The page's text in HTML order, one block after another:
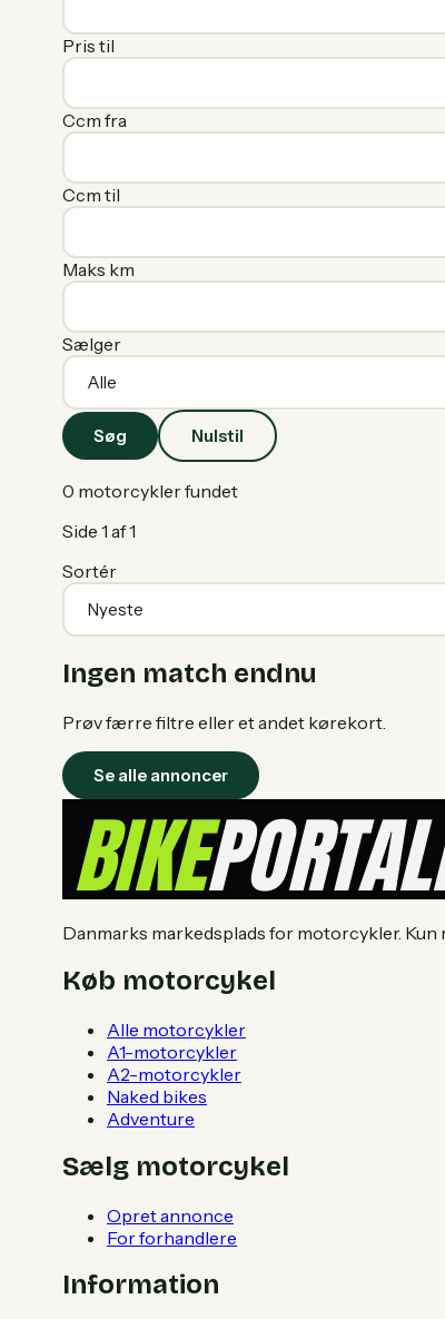
Pris til
Ccm fra
Ccm til
Maks km
Sælger
Søg Nulstil
0 motorcykler fundet
Side 1 af1
Sortér
Ingen match endnu
Prøv færre filtre eller et andet kørekort.
Se alle annoncer
Danmarks markedsplads for motorcykler.
Køb motorcykel
Alle motorcykler
A1-motorcykler
A2-motorcykler
Naked bikes
Adventure
Sælg motorcykel
Opret annonce
For forhandlere
Information